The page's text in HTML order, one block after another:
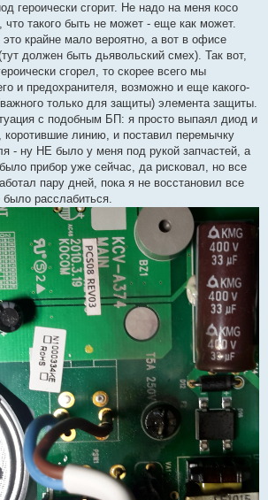
героически сгорит. Не надо на меня косо
что такого быть не может - еще как может.
крайне мало вероятно, а вот в офисе
должен быть дьявольский смех). Так вот,
сгорел, то скорее всего мы
и предохранителя, возможно и еще какого-
только для защиты) элемента защиты.
с подобным БП: я просто выпаял диод и
линию, и поставил перемычку
- ну НЕ было у меня под рукой запчастей, а
прибор уже сейчас, да рисковал, но все
пару дней, пока я не восстановил все
расслабиться.